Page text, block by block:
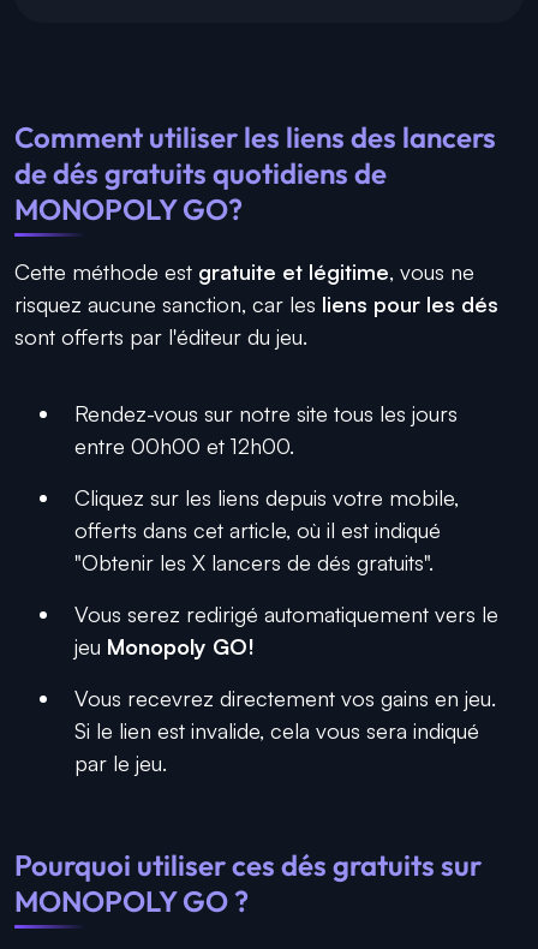
Comment utiliser les liens des lancers
de dés gratuits quotidiens de
MONOPOLY GO?
Cette méthode est gratuite et légitime, vous ne
risquez aucune sanction, car les liens pour les dés
sont offerts par l'éditeur du jeu.
Rendez-vous sur notre site tous les jours
entre 00h00 et 12h00.
Cliquez sur les liens depuis votre mobile,
offerts dans cet article, où il est indiqué
"Obtenir les X lancers de dés gratuits".
Vous serez redirigé automatiquement vers le
jeu Monopoly GO!
Vous recevrez directement vos gains en jeu.
Si le lien est invalide, cela vous sera indiqué
par le jeu.
Pourquoi utiliser ces dés gratuits sur
MONOPOLY GO?